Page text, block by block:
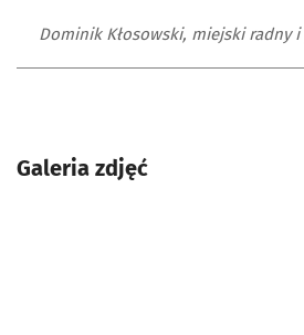
Dominik Kłosowski, miejski radny
Galeria zdjęć